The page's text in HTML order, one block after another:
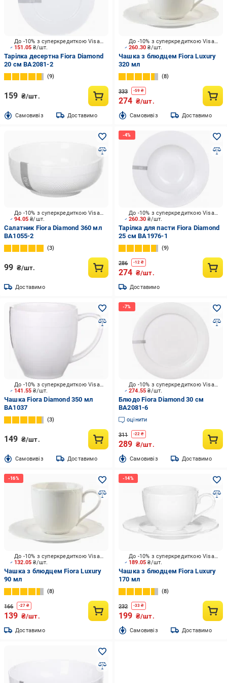
151.05₴/шт.
До -10% з суперкредиткою Visa Вигода
Тарілка десертна Fiora Diamond
20 см BA2081-2
9
159 ₴/шт.
Cамовивіз Доставимо
260.30₴/шт.
До -10% з суперкредиткою Visa Вигода
Чашка з блюдцем Fiora Luxury
320 мл
8
333 -59 ₴
274 ₴/шт.
Cамовивіз Доставимо
94.05₴/шт.
До -10% з суперкредиткою Visa Вигода
Салатник Fiora Diamond 360 мл
BA1055-2
3
99 ₴/шт.
Доставимо
260.30₴/шт.
До -10% з суперкредиткою Visa Вигода
Тарілка для пасти Fiora Diamond
25 см BA1976-1
9
286 -12 ₴
274 ₴/шт.
Доставимо
141.55₴/шт.
До -10% з суперкредиткою Visa Вигода
Чашка Fiora Diamond 350 мл
BA1037
3
149 ₴/шт.
Cамовивіз Доставимо
274.55₴/шт.
До -10% з суперкредиткою Visa Вигода
Блюдо Fiora Diamond 30 см
BA2081-6
оцінити
311 -22 ₴
289 ₴/шт.
Cамовивіз Доставимо
132.05₴/шт.
До -10% з суперкредиткою Visa Вигода
Чашка з блюдцем Fiora Luxury
90 мл
8
166 -27 ₴
139 ₴/шт.
Доставимо
189.05₴/шт.
До -10% з суперкредиткою Visa Вигода
Чашка з блюдцем Fiora Luxury
170 мл
8
232 -33 ₴
199 ₴/шт.
Cамовивіз Доставимо